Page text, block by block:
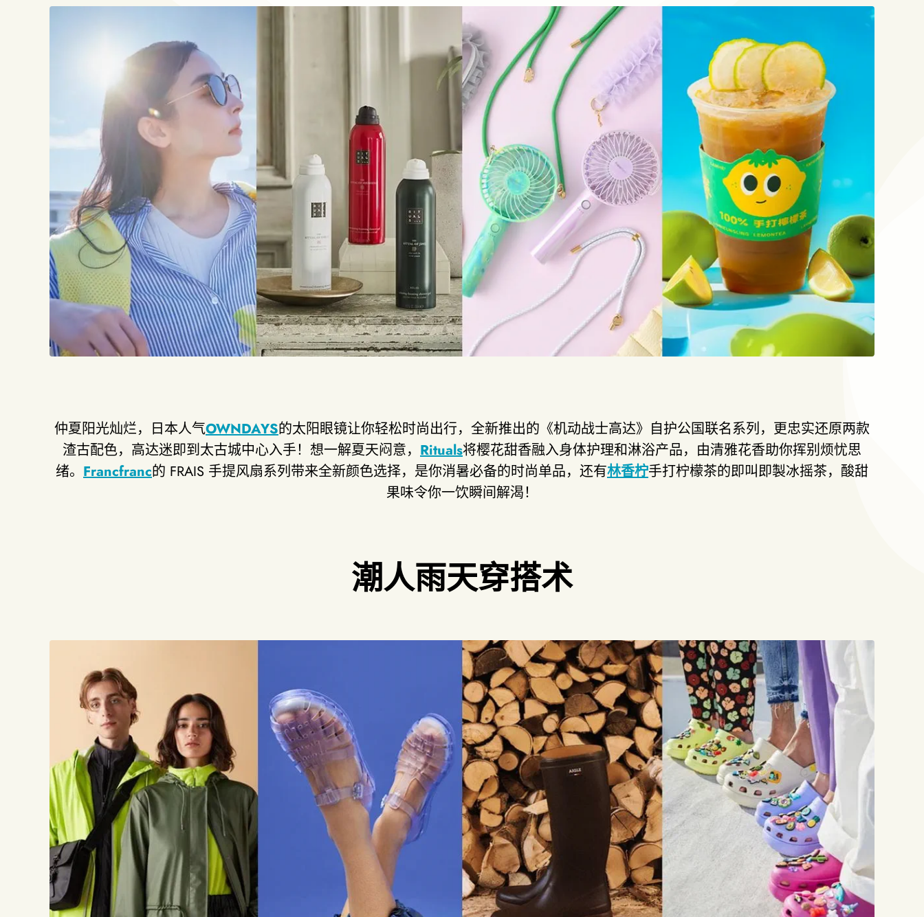
仲夏阳光灿烂，日本人气OWNDAYS的太阳眼镜让你轻松时尚出行，全新推出的《机动战士高达》自护公国联名系列，更忠实还原两款
渣古配色，高达迷即到太古城中心入手！想一解夏天闷意， Rituals将樱花甜香融入身体护理和淋浴产品，由清雅花香助你挥别烦忧思
绪。 Francfranc的 FRAIS 手提风扇系列带来全新颜色选择，是你消暑必备的时尚单品，还有林香柠手打柠檬茶的即叫即製冰摇茶，酸甜
果味令你一饮瞬间解渴！
潮人雨天穿搭术